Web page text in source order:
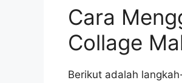
Cara
Collage
Berikut adalah